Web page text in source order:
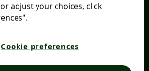
adjust your choices, click
Cookie preferences